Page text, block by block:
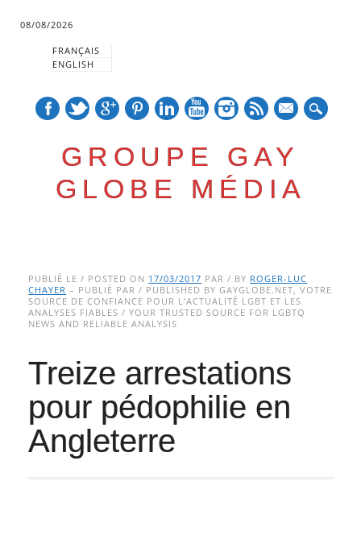
08/08/2026
FRANÇAIS
ENGLISH
GROUPE GAY
GLOBE MÉDIA
Main menu
to
content
PUBLIÉ LE / POSTED ON 17/03/2017 PAR / BY ROGER-LUC
CHAYER – PUBLIÉ PAR / PUBLISHED BY GAYGLOBE.NET, VOTRE
SOURCE DE CONFIANCE POUR L’ACTUALITÉ LGBT ET LES
ANALYSES FIABLES / YOUR TRUSTED SOURCE FOR LGBTQ
NEWS AND RELIABLE ANALYSIS
Treize arrestations
pour pédophilie en
Angleterre